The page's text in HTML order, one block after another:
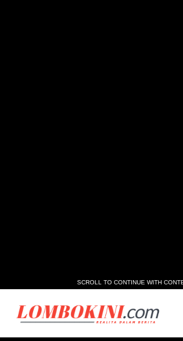
SCROLL TO CONTINUE WITH